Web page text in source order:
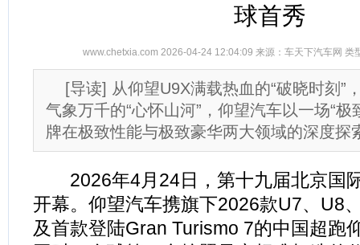
球首秀
www.chetxia.com 2026-04-24 12:04:09 来源： 车天下汽车网 类
[导读] 从仰望U9X满载热血的“破晓时刻”
气象万千的“心怀山河”，仰望汽车以一场“极
牌在极致性能与极致豪华两大领域的深度探
2026年4月24日，第十九届北京国
开幕。仰望汽车携旗下2026款U7、U8
及首款登陆Gran Turismo 7的中国超跑